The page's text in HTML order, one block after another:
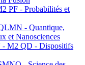
PF - Probabilités et
- Quantique,
et Nanosciences
M2 QD - Dispositifs